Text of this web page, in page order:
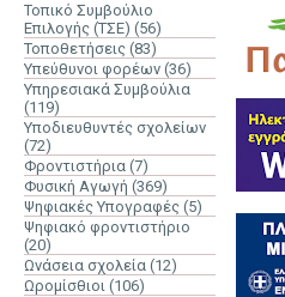
Τοπικό Συμβούλιο
Επιλογής (ΤΣΕ) (56)
Τοποθετήσεις (83)
Υπεύθυνοι φορέων (36)
Υπηρεσιακά Συμβούλια
(119)
Υποδιευθυντές σχολείων
(72)
Φροντιστήρια (7)
Φυσική Αγωγή (369)
Ψηφιακές Υπογραφές (5)
Ψηφιακό φροντιστήριο
(20)
Ωνάσεια σχολεία (12)
Ωρομίσθιοι (106)